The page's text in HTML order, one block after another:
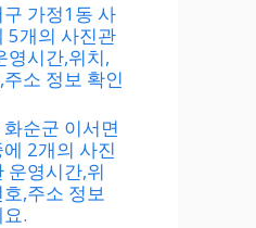
가정1동 사
5개의 사진관
영시간,위치,
소 정보 확인
순군 이서면
2개의 사진
운영시간,위
,주소 정보
.